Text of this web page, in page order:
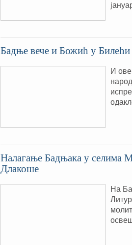
Бадње вече и Божић у Билећи
И ове
Налагање Бадњака у селима
Длакоше
На